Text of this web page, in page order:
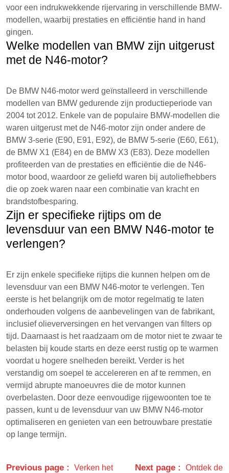
voor een indrukwekkende rijervaring in verschillende BMW-
modellen, waarbij prestaties en efficiëntie hand in hand
gingen.
Welke modellen van BMW zijn uitgerust
met de N46-motor?
De BMW N46-motor werd geïnstalleerd in verschillende
modellen van BMW gedurende zijn productieperiode van
2004 tot 2012. Enkele van de populaire BMW-modellen die
waren uitgerust met de N46-motor zijn onder andere de
BMW 3-serie (E90, E91, E92), de BMW 5-serie (E60, E61),
de BMW X1 (E84) en de BMW X3 (E83). Deze modellen
profiteerden van de prestaties en efficiëntie die de N46-
motor bood, waardoor ze geliefd waren bij autoliefhebbers
die op zoek waren naar een combinatie van kracht en
brandstofbesparing.
Zijn er specifieke rijtips om de
levensduur van een BMW N46-motor te
verlengen?
Er zijn enkele specifieke rijtips die kunnen helpen om de
levensduur van een BMW N46-motor te verlengen. Ten
eerste is het belangrijk om de motor regelmatig te laten
onderhouden volgens de aanbevelingen van de fabrikant,
inclusief olieverversingen en het vervangen van filters op
tijd. Daarnaast is het raadzaam om de motor niet te zwaar te
belasten bij koude starts en deze eerst rustig op te warmen
voordat u hogere snelheden bereikt. Verder is het
verstandig om soepel te accelereren en af te remmen, en
vermijd abrupte manoeuvres die de motor kunnen
overbelasten. Door deze eenvoudige rijgewoonten toe te
passen, kunt u de levensduur van uw BMW N46-motor
optimaliseren en genieten van een betrouwbare prestatie
op lange termijn.
Previous page
Verken het
Next page
Ontdek de